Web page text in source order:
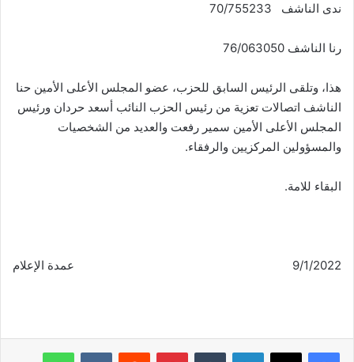
ندى الناشف 70/755233
رنا الناشف 76/063050
هذا، وتلقى الرئيس السابق للحزب، عضو المجلس الأعلى الأمين حنا
الناشف اتصالات تعزية من رئيس الحزب النائب أسعد حردان ورئيس
المجلس الأعلى الأمين سمير رفعت والعديد من الشخصيات
والمسؤولين المركزيين والرفقاء.
البقاء للامة.
9/1/2022 عمدة الإعلام
فيسبوك لينكدإن بينتيريست